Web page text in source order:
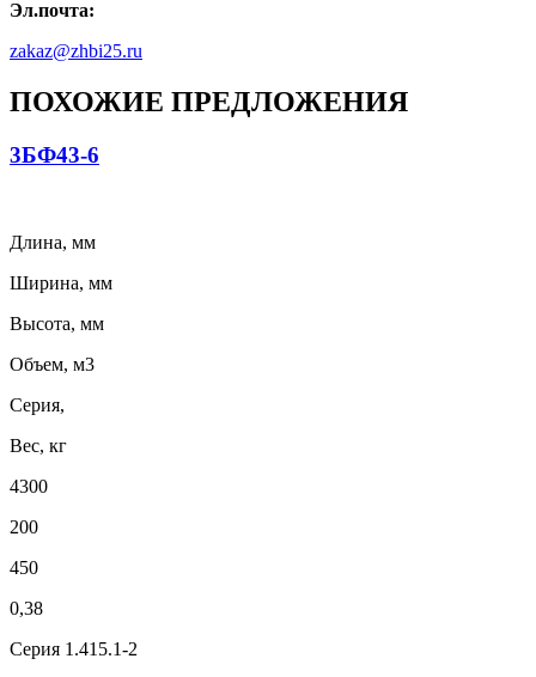
Эл.почта:
zakaz@zhbi25.ru
ПОХОЖИЕ ПРЕДЛОЖЕНИЯ
3БФ43-6
Длина, мм
Ширина, мм
Высота, мм
Объем, м3
Серия,
Вес, кг
4300
200
450
0,38
Серия 1.415.1-2